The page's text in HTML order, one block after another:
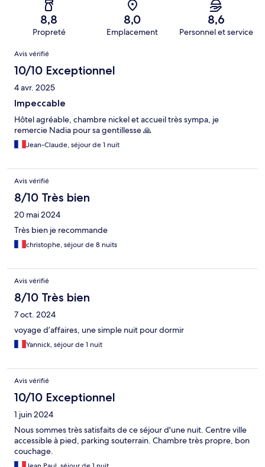
8,8
Propreté
8,0
Emplacement
8,6
Personnel et service
Avis
Avis vérifié
10/10 Exceptionnel
4 avr. 2025
Impeccable
Hôtel agréable, chambre nickel et accueil très sympa, je
remercie Nadia pour sa gentillesse 🙏
Jean-Claude, séjour de 1 nuit
Avis vérifié
8/10 Très bien
20 mai 2024
Très bien je recommande
christophe, séjour de 8 nuits
Avis vérifié
8/10 Très bien
7 oct. 2024
voyage d’affaires, une simple nuit pour dormir
Yannick, séjour de 1 nuit
Avis vérifié
10/10 Exceptionnel
1 juin 2024
Nous sommes très satisfaits de ce séjour d'une nuit. Centre ville
accessible à pied, parking souterrain. Chambre très propre, bon
couchage.